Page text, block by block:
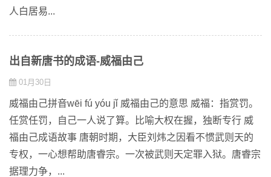
人白居易...
出自新唐书的成语-威福由己
01月30日
威福由己拼音wēi fú yóu jǐ 威福由己的意思 威福：指赏罚。
任赏任罚，自己一人说了算。比喻大权在握，独断专行 威
福由己成语故事 唐朝时期，大臣刘炜之因看不惯武则天的
专权，一心想帮助唐睿宗。一次被武则天定罪入狱。唐睿宗
据理力争，...